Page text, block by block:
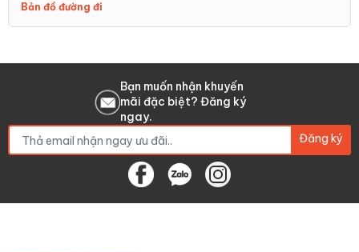
Bản đồ đường đi
Bạn muốn nhận khuyến
mãi đặc biệt? Đăng ký
ngay.
Đăng ký